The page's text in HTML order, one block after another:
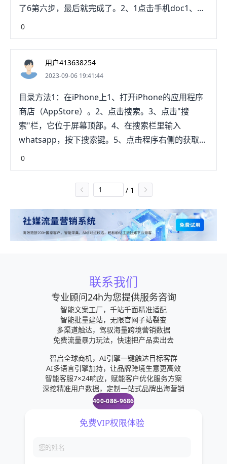
续"，WhatsApp会开始下载到安卓设备。这里的同意
页面。6、等待WhatsApp下载完毕。在大部分无线
网络或LTE连接，通常只要几秒就下载完毕。然后，
你就可以打开应用进行设置了。如果你想在下载后立
即打开WhatsApp进行设置，可以直接点按屏幕右侧
的打开。方法3：桌面电脑（Windows和MacOS）
1、打开WhatsApp的下载页。在电脑的网页浏览器
中，前往https://www.whatsapp.com/download。
你会看到下载到手机或电脑这2个选项。你必须先在
智能手机安装并登录WhatsApp，才能在电脑上使用
Mac电脑。2、点击页面右侧绿色的下载按钮。
也会显示你电脑的操作系统。3、等待安装文件下载
完毕。这大概需要数分钟。当
安装期间，不要关闭电脑。4、安装WhatsApp。这
个过程根据电脑的操作系统而略有不同：Windows—
双击WhatsAppSetup文件运行它。安装完毕后，
WhatsApp会自动打开。Mac—双击DMG文件，将
WhatsApp图标拖到"应用程序"文件夹。5、登录
WhatsApp。在电脑上安装WhatsApp后，你可以用
手机上的WhatsApp应用扫描二维码，在电脑上登录
WhatsApp帐号。如果你还没有WhatsApp帐号，需
要先在手机上创建一个，才能在桌面电脑上登录
WhatsApp。桌面版WhatsApp直接连接你手机上的
WhatsApp应用。如果你关机了或是卸载了
法4：长者指南1、首先，确保你已经登录Apple或
了6第六步，最后就完成了。2、1点击手机doc1、第
一步，首先上百度2第二步，接着百度搜索watsapp
安卓怎么下载3第三步，然后点击安卓版下载4第四
步，接着点击下载5第五步，然后就在下载中了6第六
步，最后就完成了。2、1点击手机dock停靠栏上面
的浏览器，在百度搜索图二的英文进入带有蓝色官网
两字的网站2打开搜素页面，在输入框内输入
“whatsapp”，进行搜索在搜索出来的结果中点击3在
官网下拉网页找到下载点击一下4接着会自动。3、华
为手机安装Whatsapp的方法直接在华为商城里面下
为+86，输入自己的手机号码，很轻松就完成账户注
打开手机自带的通讯录一。4、1点击手机dockbar上
方的浏览器，在百度上搜索图2的英文版本，进入蓝
色官方网站2打开搜索页面，在输入框中输入
“whatsapp”进行搜索在搜索结果中，点击
在百度搜索图二的英文进入带有蓝色官网两字的网站
2打开搜素页面，在输入框内输入“whatsapp”，进行
搜索在搜索出来的结果中点击“whatsapp”官网3在官
网下拉网页找到下载点击一。￼6、如果电话通讯录中
的联系人已经是WhatsApp的用户，他们将会被显示
WhatsApp中，你只能够与是WhatsApp用户的联系
人聊天，对于那些还没有安装WhatsApp的朋友，你
可以向他们发送邀请。7、在手机当中可以直接下载
软件，打开应用商城，然后搜索或者是通过其他的渠
道下载到APK文件，然后进行点击安装。8、苹果手
户，在各大应用市场内搜索“WhatsApp”，下载安装
0
用户413638254
2023-09-06 19:41:44
目录方法1：在iPhone上1、打开iPhone的应用程序
商店（AppStore）。2、点击搜索。3、点击"搜
索"栏，它位于屏幕顶部。4、在搜索栏里输入
whatsapp，按下搜索键。5、点击程序右侧的获取按
钮。6、弹出提示时，点击安装按钮。7、如果设备提
示你输入苹果账户的密码，请输入密码。8、等待下
载完成，然后点击打开。9、点击弹出窗口里的允许
或不允许按钮。10、点击同意并继续。11、输入电话
号码，点击完成。12、弹出提示时，点击是贺瞎做神
森。13、按下Home键，打开信息程序。14、打开
WhatsApp发来的短信，上面写着"你的WhatsApp验
卓设备上1、打开设备的谷歌应用程序商店。2、点击
放大镜图标。3、在搜索栏里输入whatsapp，点击前
往按钮。4、点击"WhatsApp"，进入应用程序页面。
5、点击安装。6、弹出提示时，点击接受按钮。7、
等待下载完成，然后点击打开。8、点击同意并继续
按钮。9、输入电话号码。10、弹出提示时，点击确
定按钮。11、打开信息程序。12、点击新信息。13、
在程序里输入6位密码。14、输入你的名字和照片。
15、点击下一步。方法3：在电脑上1、在电脑上前往
WhatsApp网站。2、点击Mac或WindowsPC。3、
点击绿色的下载按钮。4、等待安装文件完成下载，
开程序，请双击WhatsApp图标。7、在手机上打开
0
/ 1
联系我们
专业顾问24h为您提供服务咨询
智能文案工厂，千站千面精准适配
智能批量建站，无限官网子站裂变
多渠道触达，驾驭海量跨境营销数据
免费流量暴力玩法，快速把产品卖出去
智启全球商机，AI引擎一键触达目标客群
AI多语言引擎加持，让品牌跨境生意更高效
智能客服7×24响应，赋能客户优化服务方案
深挖精准用户数据，定制一站式品牌出海营销
400-086-9686